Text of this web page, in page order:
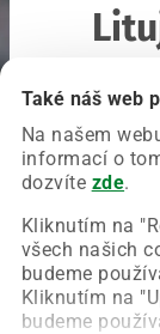
Také náš web
Na našem
informací o
dozvíte zde.
Kliknutím na
všech našich
budeme
Kliknutím na
budeme
Chyba
Zkuste